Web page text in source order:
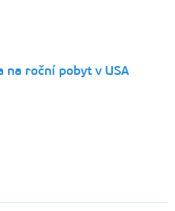
roční pobyt v USA